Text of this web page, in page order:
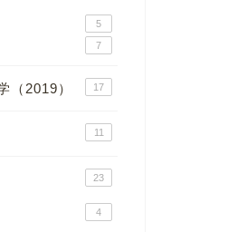
5
7
（2019） 17
11
23
4